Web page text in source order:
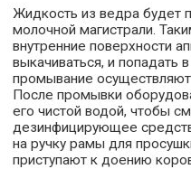
Жидкость из ведра будет
молочной магистрали.
внутренние поверхности
выкачиваться, и попадать
промывание
После промывки
его чистой водой, чтобы
дезинфицирующее
на ручку рамы для
приступают к доению